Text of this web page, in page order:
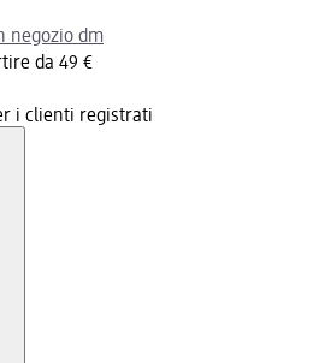
negozio dm
da 49 €
i clienti registrati